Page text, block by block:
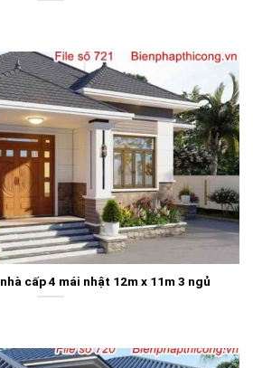
cấp 4 mái nhật 12m x 11m 3 ngủ